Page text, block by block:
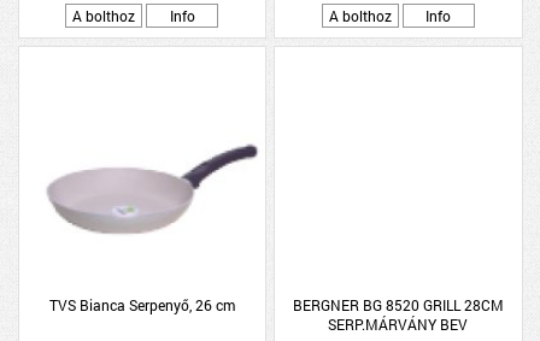
A bolthoz Info A bolthoz Info
TVS Bianca Serpenyő, 26 cm
BERGNER BG 8520 GRILL 28CM
SERP.MÁRVÁNY BEV